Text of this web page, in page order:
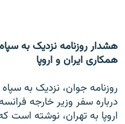
هشدار روزنامه نزدیک به
همکاری ایران و اروپا
روزنامه جوان، نزدیک به سپاه
درباره سفر وزیر خارجه
اروپا به تهران، نوشته است